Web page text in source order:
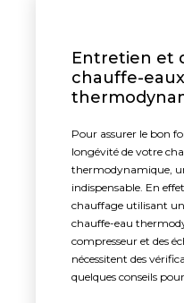
Entretien et
chauffe-eaux
Pour assurer le bon
longévité de votre
thermodynamique,
indispensable. En
chauffage utilisant
chauffe-eau
compresseur et des
nécessitent des
quelques conseils